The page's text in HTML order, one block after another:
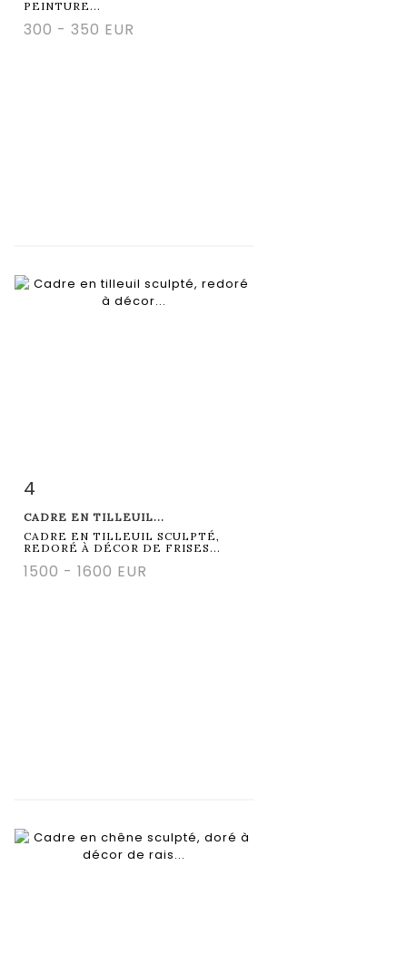
PEINTURE...
300 - 350 EUR
4
CADRE EN TILLEUIL...
CADRE EN TILLEUIL SCULPTÉ,
REDORÉ À DÉCOR DE FRISES...
1500 - 1600 EUR